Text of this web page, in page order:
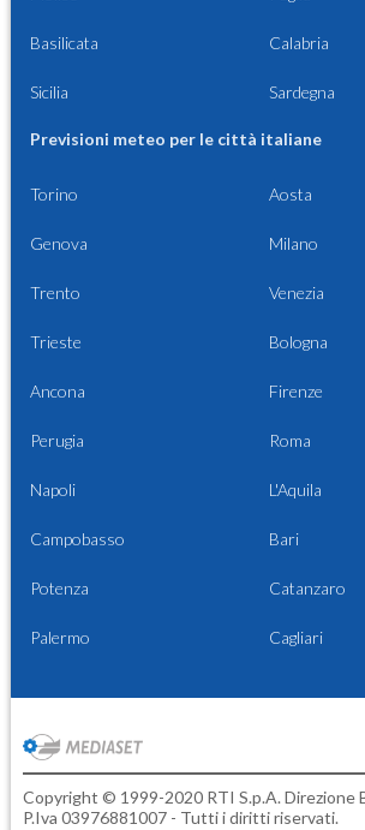
Basilicata Calabria
Sicilia Sardegna
Previsioni meteo per le città italiane
Torino Aosta
Genova Milano
Trento Venezia
Trieste Bologna
Ancona Firenze
Perugia Roma
Napoli L'Aquila
Campobasso Bari
Potenza Catanzaro
Palermo Cagliari
Copyright © 1999-2020 RTI S.p.A. Direzione
P.Iva 03976881007 - Tutti i diritti riservati.